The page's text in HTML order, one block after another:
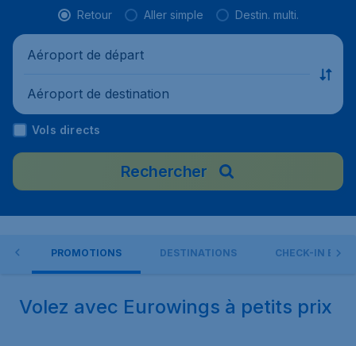
Retour Aller simple Destin. multi.
Aéroport de départ
Aéroport de destination
Vols directs
Rechercher
PROMOTIONS DESTINATIONS CHECK-IN ET
Volez avec Eurowings à petits prix